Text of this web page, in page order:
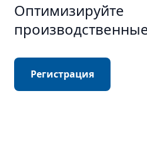
Оптимизируйте
Регистрация